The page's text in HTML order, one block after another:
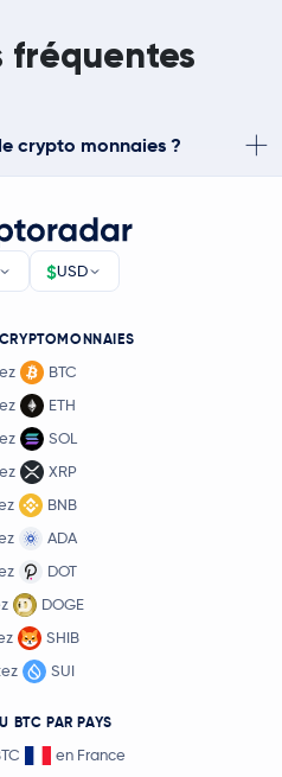
fréquentes
crypto monnaies ?
$USD
BTC
ETH
SOL
XRP
BNB
ADA
DOT
DOGE
SHIB
SUI
BTC PAR PAYS
en France